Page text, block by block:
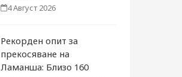
4 Август 2026
Рекорден опит за
прекосяване на
Ламанша: Близо 160